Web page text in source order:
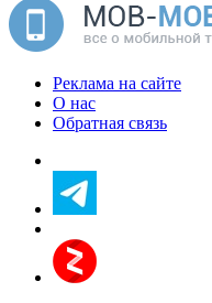
Реклама на сайте
О нас
Обратная связь